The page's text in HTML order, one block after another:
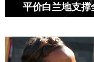
平价白兰地支